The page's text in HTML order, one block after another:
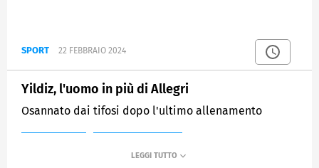
SPORT 22 FEBBRAIO 2024
Yildiz, l'uomo in più di Allegri
Osannato dai tifosi dopo l'ultimo allenamento